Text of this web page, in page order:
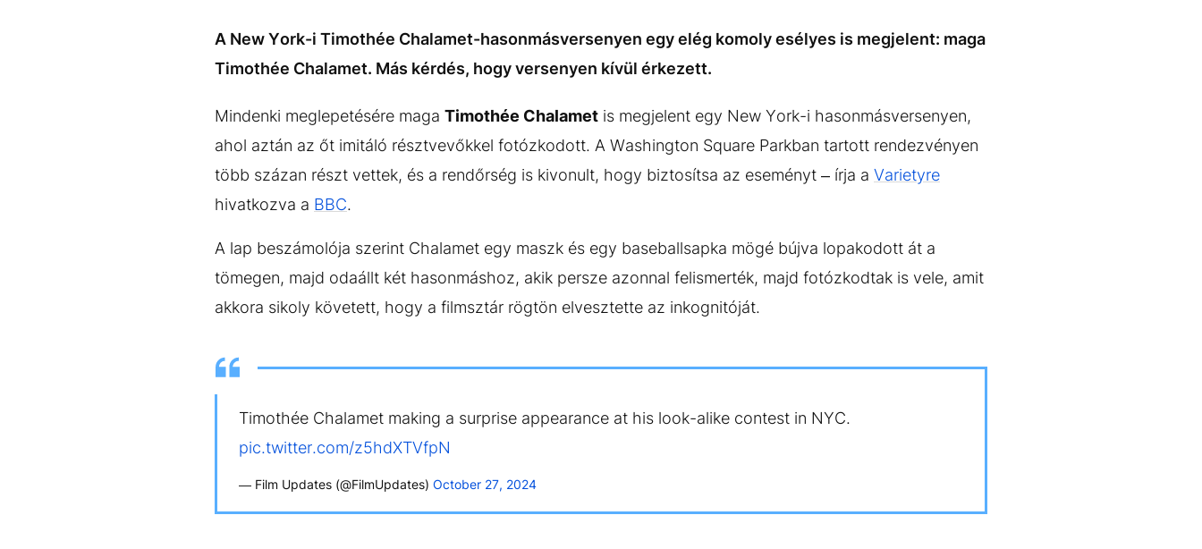
Kvíz MédiaajánlatImpresszum
A New York-i Timothée Chalamet-hasonmásversenyen egy elég komoly esélyes is megjelent: maga
Timothée Chalamet. Más kérdés, hogy versenyen kívül érkezett.
Mindenki meglepetésére maga Timothée Chalamet is megjelent egy New York-i hasonmásversenyen,
ahol aztán az őt imitáló résztvevőkkel fotózkodott. A Washington Square Parkban tartott rendezvényen
több százan részt vettek, és a rendőrség is kivonult, hogy biztosítsa az eseményt – írja a Varietyre
hivatkozva a BBC.
A lap beszámolója szerint Chalamet egy maszk és egy baseballsapka mögé bújva lopakodott át a
tömegen, majd odaállt két hasonmáshoz, akik persze azonnal felismerték, majd fotózkodtak is vele, amit
akkora sikoly követett, hogy a filmsztár rögtön elvesztette az inkognitóját.
Timothée Chalamet making a surprise appearance at his look-alike contest in NYC.
pic.twitter.com/z5hdXTVfpN
— Film Updates (@FilmUpdates) October 27, 2024